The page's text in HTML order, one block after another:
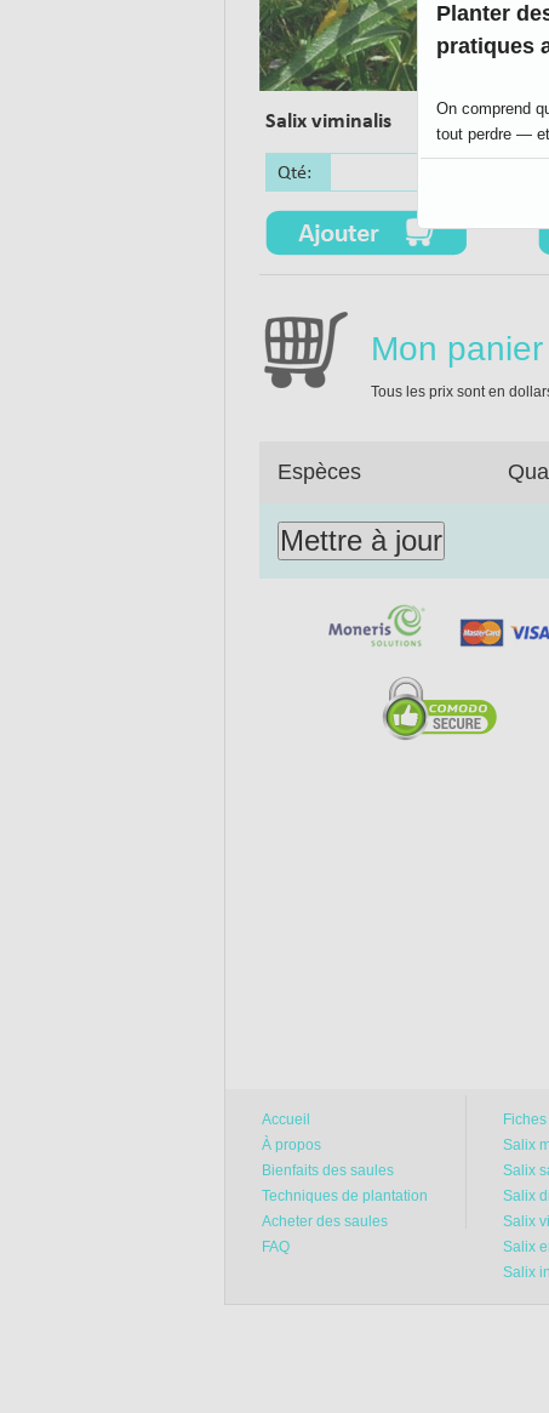
Salix viminalis
Qté:
Mon
Tous les prix sont en
Espèces
Accueil
À propos
Bienfaits des saules
Techniques de plantation
Acheter des saules
FAQ
Salix
Salix
Salix
Salix
Salix
Salix
Planter
pratiques
On comprend
tout perdre —
Tous les
Disons que…
Vous êtes des
On vous
L’équipe de